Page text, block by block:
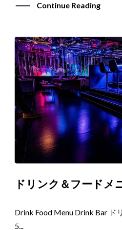
Continue Reading
ドリンク＆フードメ
Drink Food Menu Drink Bar ド
5...